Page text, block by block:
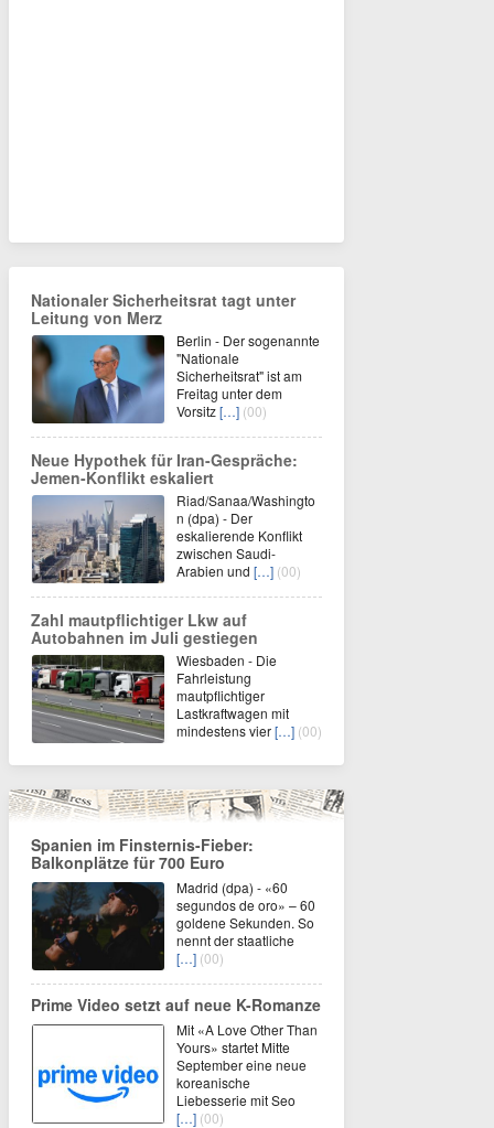
Nationaler Sicherheitsrat tagt unter
Leitung von Merz
Berlin - Der sogenannte
"Nationale
Sicherheitsrat" ist am
Freitag unter dem
Vorsitz[…] (00)
Neue Hypothek für Iran-Gespräche:
Jemen-Konflikt eskaliert
Riad/Sanaa/Washingto
n (dpa) - Der
eskalierende Konflikt
zwischen Saudi-
Arabien und […] (00)
Zahl mautpflichtiger Lkw auf
Autobahnen im Juli gestiegen
Wiesbaden - Die
Fahrleistung
mautpflichtiger
Lastkraftwagen mit
mindestens vier[…] (00)
Spanien im Finsternis-Fieber:
Balkonplätze für 700 Euro
Madrid (dpa) - «60
segundos de oro» – 60
goldene Sekunden. So
nennt der staatliche
[…] (00)
Prime Video setzt auf neue K-Romanze
Mit «A Love Other Than
Yours» startet Mitte
September eine neue
koreanische
Liebesserie mit Seo
[…] (00)